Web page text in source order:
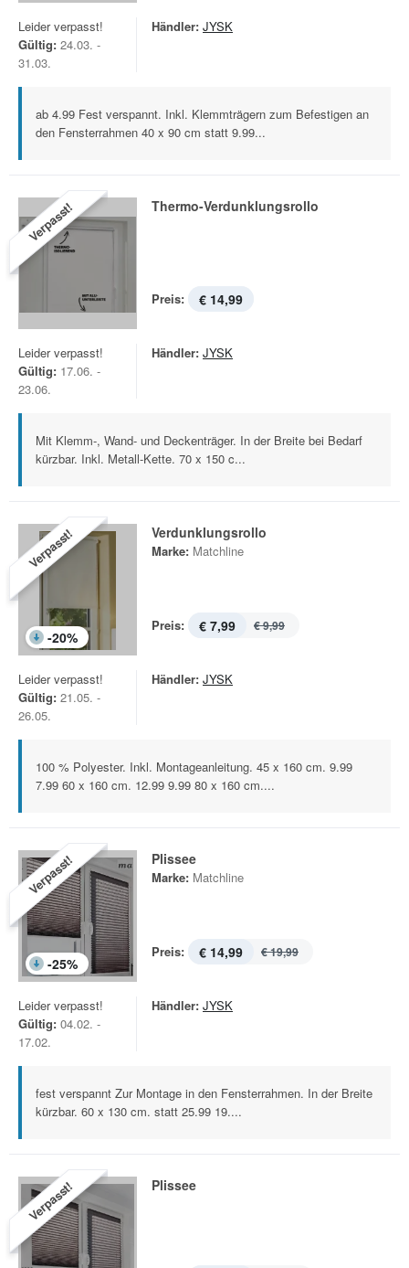
Leider verpasst!
Gültig: 24.03. -
31.03.
Händler: JYSK
ab 4.99 Fest verspannt. Inkl. Klemmträgern zum Befestigen an
den Fensterrahmen 40 x 90 cm statt 9.99...
Verpasst! Thermo-Verdunklungsrollo
Preis: € 14,99
Leider verpasst!
Gültig: 17.06. -
23.06.
Händler: JYSK
Mit Klemm-, Wand- und Deckenträger. In der Breite bei Bedarf
kürzbar. Inkl. Metall-Kette. 70 x 150 c...
Verpasst!
-20%
Verdunklungsrollo
Marke: Matchline
Preis: € 7,99 € 9,99
Leider verpasst!
Gültig: 21.05. -
26.05.
Händler: JYSK
100 % Polyester. Inkl. Montageanleitung. 45 x 160 cm. 9.99
7.99 60 x 160 cm. 12.99 9.99 80 x 160 cm....
Verpasst!
-25%
Plissee
Marke: Matchline
Preis: € 14,99 € 19,99
Leider verpasst!
Gültig: 04.02. -
17.02.
Händler: JYSK
fest verspannt Zur Montage in den Fensterrahmen. In der Breite
kürzbar. 60 x 130 cm. statt 25.99 19....
Verpasst! Plissee